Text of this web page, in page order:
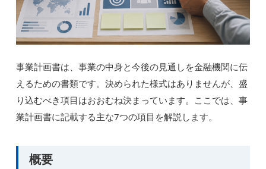
事業計画書は、事業の中身と今後の見通しを金融機関に伝
えるための書類です。決められた様式はありませんが、盛
り込むべき項目はおおむね決まっています。ここでは、事
業計画書に記載する主な7つの項目を解説します。
概要